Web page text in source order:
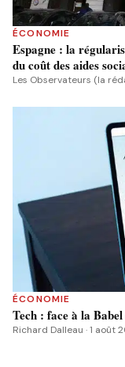
ÉCONOMIE
Espagne : la
du coût des aides
Les Observateurs (la
ÉCONOMIE
Tech : face à la
Richard Dalleau · 1 août